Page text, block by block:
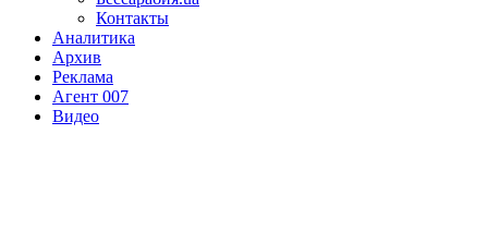
Контакты
Аналитика
Архив
Реклама
Агент 007
Видео